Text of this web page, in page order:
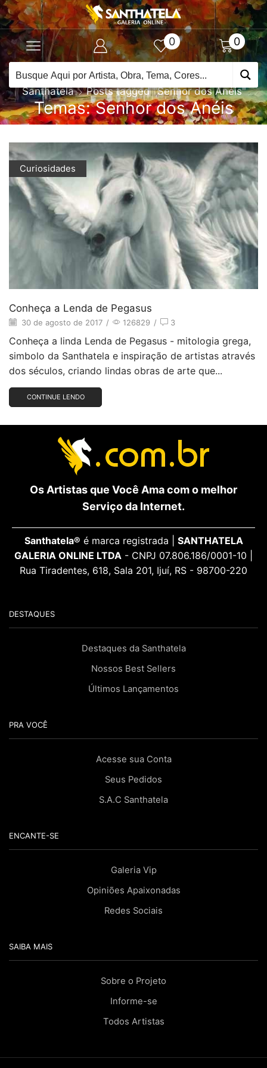
0 0
Santhatela Posts tagged "Senhor dos Anéis"
Temas: Senhor dos Anéis
Curiosidades
Conheça a Lenda de Pegasus
30 de agosto de 2017 / 126829 / 3
Conheça a linda Lenda de Pegasus - mitologia grega,
simbolo da Santhatela e inspiração de artistas através
dos séculos, criando lindas obras de arte que...
CONTINUE LENDO
Os Artistas que Você Ama com o melhor
Serviço da Internet.
Santhatela® é marca registrada | SANTHATELA
GALERIA ONLINE LTDA - CNPJ 07.806.186/0001-10 |
Rua Tiradentes, 618, Sala 201, Ijuí, RS - 98700-220
DESTAQUES
Destaques da Santhatela
Nossos Best Sellers
Últimos Lançamentos
PRA VOCÊ
Acesse sua Conta
Seus Pedidos
S.A.C Santhatela
ENCANTE-SE
Galeria Vip
Opiniões Apaixonadas
Redes Sociais
SAIBA MAIS
Sobre o Projeto
Informe-se
Todos Artistas